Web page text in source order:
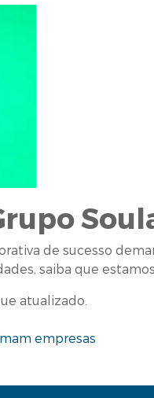
de sucesso
saiba que
atualizado.
empresas